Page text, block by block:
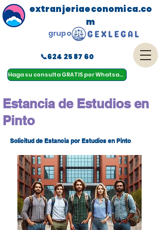
Haga su consulta GRATIS por Whatsapp
menu
extranjeriaeconomica.co
m
📞624 25 87 60
grupo
Estancia de Estudios en
Pinto
Solicitud de Estancia por Estudios en Pinto